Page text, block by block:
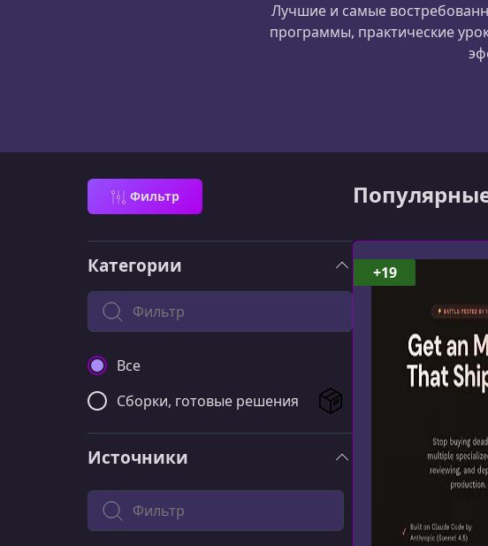
Лучшие и самые
программы, практические
Фильтр
Категории
Поиск по категории
Все
Сборки, готовые решения
Источники
Filter by source
+19